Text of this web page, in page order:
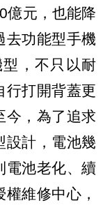
億元，也能降
去功能型手機
，不只以耐
行打開背蓋更
今，為了追求
設計，電池幾
電池老化、續
維修中心，